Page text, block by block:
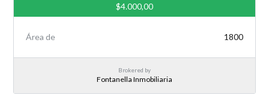
$4.000,00
Área de 1800
Brokered by
Fontanella Inmobiliaria